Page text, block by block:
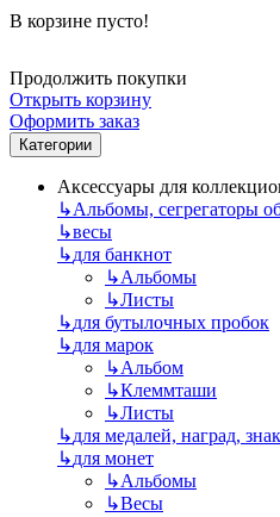
В корзине пусто!
Продолжить покупки
Открыть корзину
Оформить заказ
Категории
Аксессуары для
↳Альбомы, сегрегаторы
↳весы
↳для банкнот
↳Альбомы
↳Листы
↳для бутылочных пробок
↳для марок
↳Альбом
↳Клеммташи
↳Листы
↳для медалей, наград,
↳для монет
↳Альбомы
↳Весы